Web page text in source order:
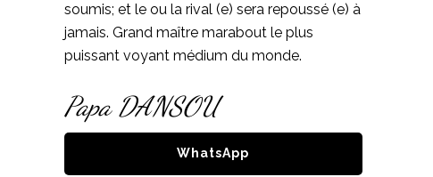
soumis; et le ou la rival (e) sera repoussé (e) à
jamais. Grand maître marabout le plus
puissant voyant médium du monde.
Papa DANSOU
WhatsApp